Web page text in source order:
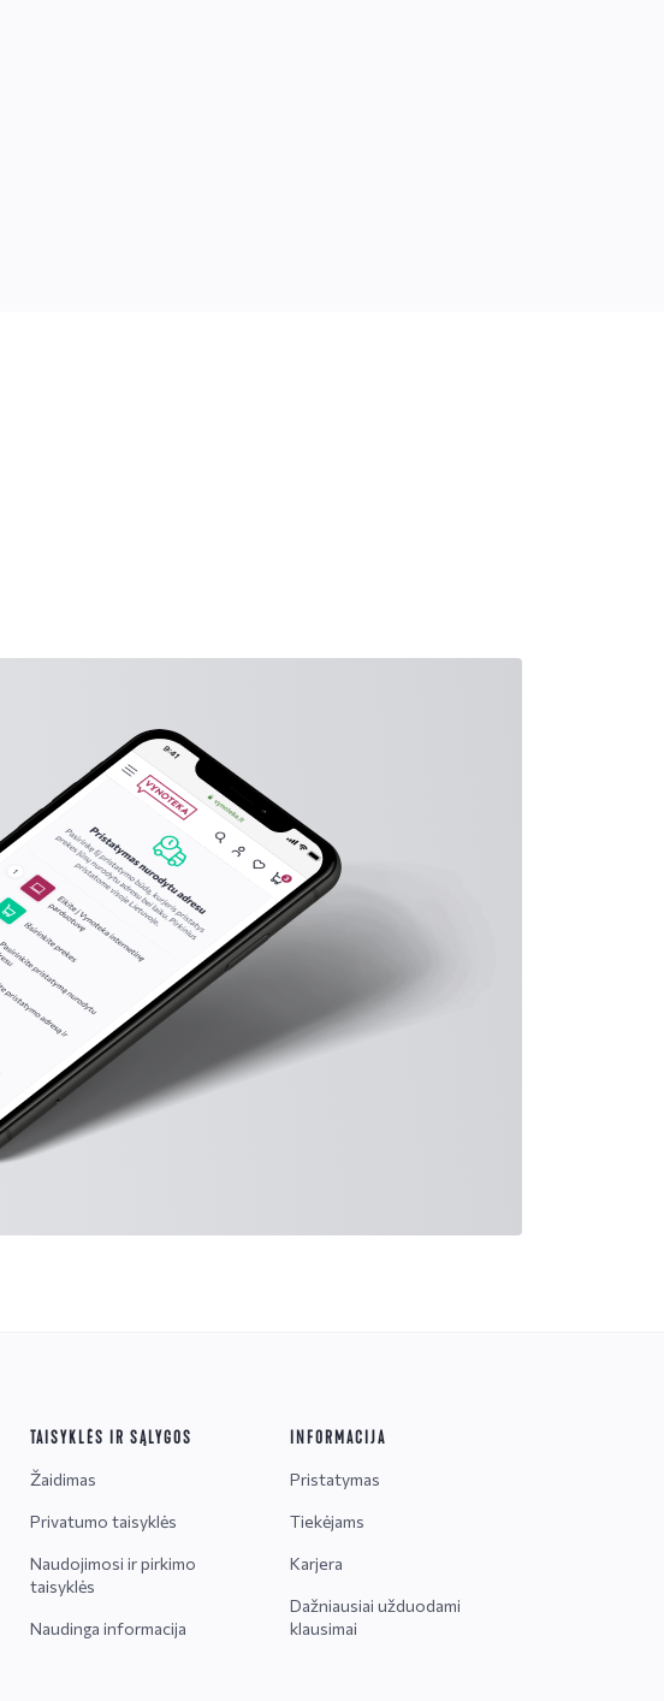
TAISYKLĖS IR SĄLYGOS
Žaidimas
Privatumo taisyklės
Naudojimosi ir pirkimo
taisyklės
Naudinga informacija
INFORMACIJA
Pristatymas
Tiekėjams
Karjera
Dažniausiai užduodami
klausimai